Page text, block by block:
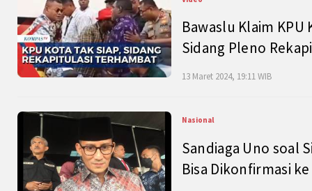
Bawaslu Klaim
Sidang Pleno
13 Maret 2024, 19:11 WIB
Nasional
Sandiaga Uno soal
Bisa Dikonfirmasi